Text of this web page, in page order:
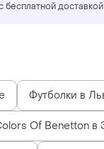
бесплатной доставкой
Футболки в
Of Benetton в